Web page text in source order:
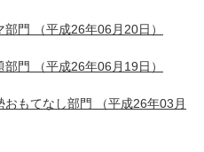
部門 （平成26年06月20日）
部門 （平成26年06月19日）
もてなし部門
（平成26年03月